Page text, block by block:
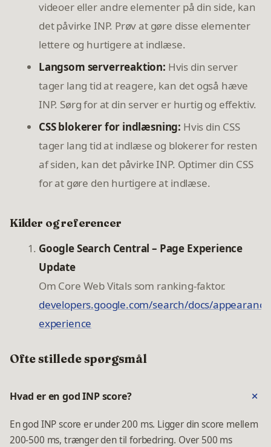
videoer eller andre elementer på din side, kan
det påvirke INP. Prøv at gøre disse elementer
lettere og hurtigere at indlæse.
Langsom serverreaktion: Hvis din server
tager lang tid at reagere, kan det også hæve
INP. Sørg for at din server er hurtig og effektiv.
CSS blokerer for indlæsning: Hvis din CSS
tager lang tid at indlæse og blokerer for resten
af siden, kan det påvirke INP. Optimer din CSS
for at gøre den hurtigere at indlæse.
Kilder og referencer
Google Search Central – Page Experience
Update
Om Core Web Vitals som ranking-faktor.
developers.google.com/search/docs/
experience
Ofte stillede spørgsmål
Hvad er en god INP score?
En god INP score er under 200 ms. Ligger din score mellem
200-500 ms, trænger den til forbedring. Over 500 ms